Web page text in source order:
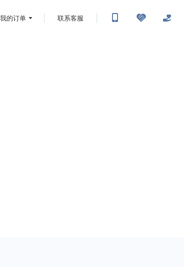
我的订单 联系客服